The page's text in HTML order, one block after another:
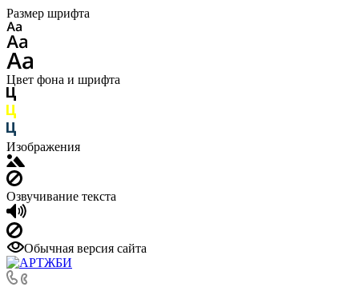
Размер шрифта
Цвет фона и шрифта
Изображения
Озвучивание текста
Обычная версия сайта